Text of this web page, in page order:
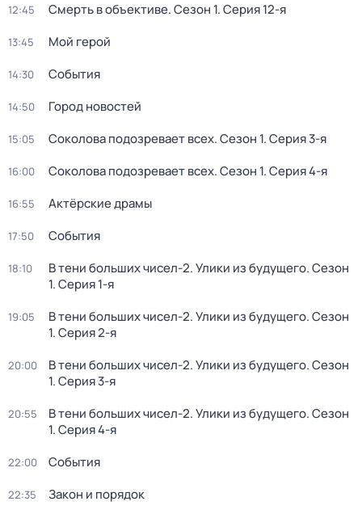
12:45 Смерть в объективе. Сезон 1. Серия 12-я
13:45 Мой герой
14:30 События
14:50 Город новостей
15:05 Соколова подозревает всех. Сезон 1. Серия 3-я
16:00 Соколова подозревает всех. Сезон 1. Серия 4-я
16:55 Актёрские драмы
17:50 События
18:10 В тени больших чисел-2. Улики из будущего. Сезон
1. Серия 1-я
19:05 В тени больших чисел-2. Улики из будущего. Сезон
1. Серия 2-я
20:00 В тени больших чисел-2. Улики из будущего. Сезон
1. Серия 3-я
20:55 В тени больших чисел-2. Улики из будущего. Сезон
1. Серия 4-я
22:00 События
22:35 Закон и порядок